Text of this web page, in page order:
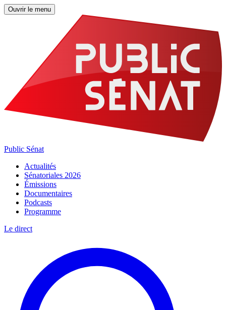
Ouvrir le menu
Public Sénat
Actualités
Sénatoriales 2026
Émissions
Documentaires
Podcasts
Programme
Le direct